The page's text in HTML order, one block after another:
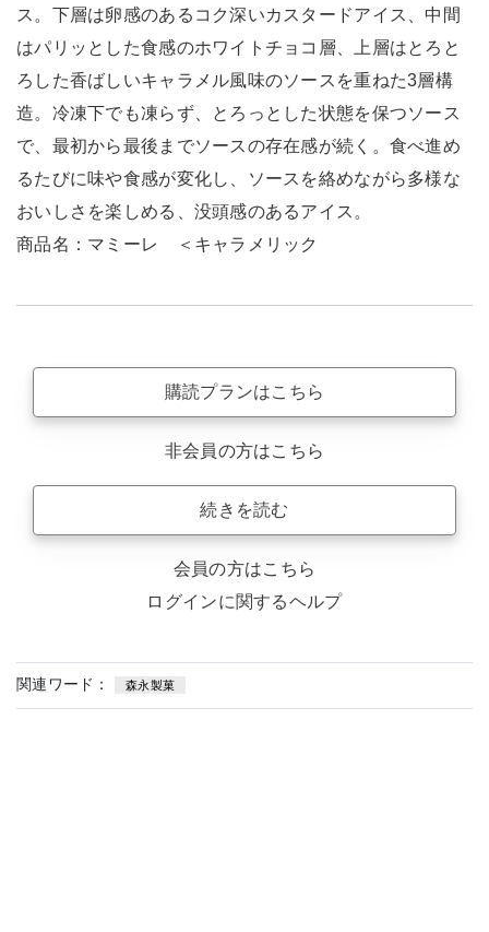
ス。下層は卵感のあるコク深いカスタードアイス、中間
はパリッとした食感のホワイトチョコ層、上層はとろと
ろした香ばしいキャラメル風味のソースを重ねた3層構
造。冷凍下でも凍らず、とろっとした状態を保つソース
で、最初から最後までソースの存在感が続く。食べ進め
るたびに味や食感が変化し、ソースを絡めながら多様な
おいしさを楽しめる、没頭感のあるアイス。
商品名：マミーレ ＜キャラメリック
購読プランはこちら
非会員の方はこちら
続きを読む
会員の方はこちら
ログインに関するヘルプ
関連ワード： 森永製菓